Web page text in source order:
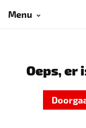
Menu
Oeps, er